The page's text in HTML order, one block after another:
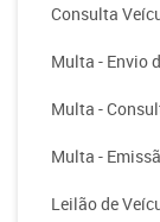
Consulta
Multa - Envio
Multa -
Multa -
Leilão de